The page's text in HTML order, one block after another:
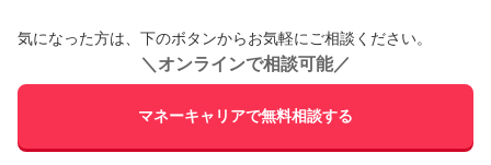
気になった方は、下のボタンからお気軽にご相談ください。
＼ オンラインで相談可能／
マネーキャリアで無料相談する